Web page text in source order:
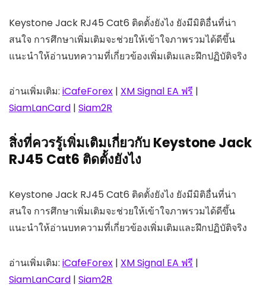
Keystone Jack RJ45 Cat6 ติดตั้งยังไง ยังมีมิติอื่นที่น่า
สนใจ การศึกษาเพิ่มเติมจะช่วยให้เข้าใจภาพรวมได้ดีขึ้น
แนะนำให้อ่านบทความที่เกี่ยวข้องเพิ่มเติมและฝึกปฏิบัติจริง
อ่านเพิ่มเติม: iCafeForex | XM Signal EA ฟรี |
SiamLanCard | Siam2R
สิ่งที่ควรรู้เพิ่มเติมเกี่ยวกับ Keystone Jack
RJ45 Cat6 ติดตั้งยังไง
Keystone Jack RJ45 Cat6 ติดตั้งยังไง ยังมีมิติอื่นที่น่า
สนใจ การศึกษาเพิ่มเติมจะช่วยให้เข้าใจภาพรวมได้ดีขึ้น
แนะนำให้อ่านบทความที่เกี่ยวข้องเพิ่มเติมและฝึกปฏิบัติจริง
อ่านเพิ่มเติม: iCafeForex | XM Signal EA ฟรี |
SiamLanCard | Siam2R